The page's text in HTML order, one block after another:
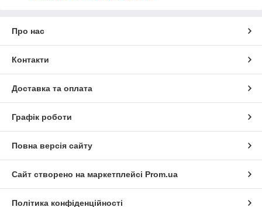
Про нас
Контакти
Доставка та оплата
Графік роботи
Повна версія сайту
Сайт створено на маркетплейсі Prom.ua
Політика конфіденційності